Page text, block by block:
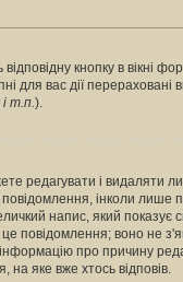
кнопку в вікні
для вас дії
т.п.).
редагувати і видаляти
повідомлення, інколи
напис, який показує
повідомлення; воно не
про причину
на яке вже хтось відповів.